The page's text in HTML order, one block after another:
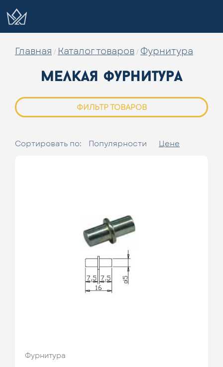
Главная / Каталог товаров / Фурнитура
мелкая фурнитура
ФИЛЬТР ТОВАРОВ
Сортировать по: Популярности Цене
Фурнитура